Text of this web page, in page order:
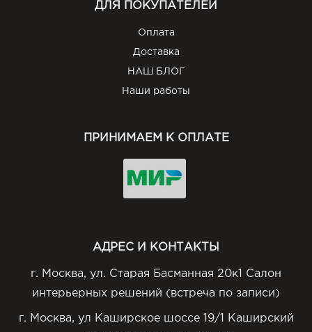
ДЛЯ ПОКУПАТЕЛЕЙ
Оплата
Доставка
НАШ БЛОГ
Наши работы
ПРИНИМАЕМ К ОПЛАТЕ
АДРЕС И КОНТАКТЫ
г. Москва, ул. Старая Басманная 20к1 Салон
интерьерных решений (встреча по записи)
г. Москва, ул Каширское шоссе 19/1 Каширский